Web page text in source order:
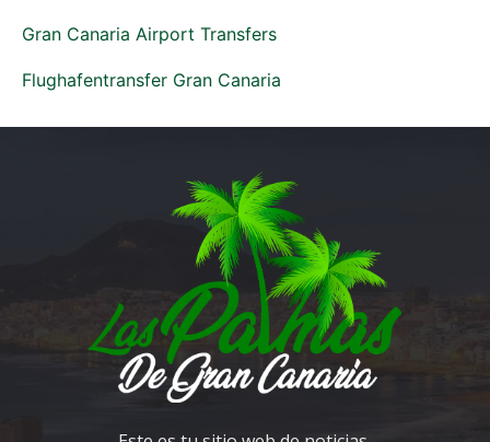
Gran Canaria Airport Transfers
Flughafentransfer Gran Canaria